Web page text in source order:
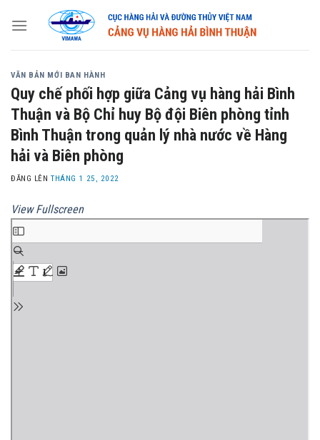
VĂN BẢN MỚI BAN HÀNH
Quy chế phối hợp giữa Cảng vụ hàng hải Bình
Thuận và Bộ Chỉ huy Bộ đội Biên phòng tỉnh
Bình Thuận trong quản lý nhà nước về Hàng
hải và Biên phòng
ĐĂNG LÊNTHÁNG 1 25, 2022
View Fullscreen